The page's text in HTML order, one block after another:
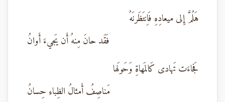
هَلُمَّ إِلى ميعادِهِ فَاِنتَظَرنَهُ
فَقَد حانَ مِنهُ أَن يَجيءَ أَوانُ
فَجاءَت تَهادى كَالمَهاةِ وَحَولَها
مَناصِفُ أَمثالُ الظِباءِ حِسانُ